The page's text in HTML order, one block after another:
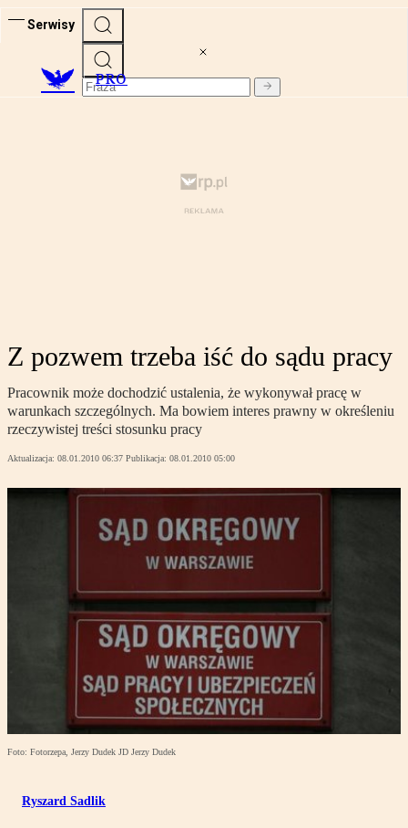
Serwisy
PRO
Z pozwem trzeba iść do sądu pracy
Pracownik może dochodzić ustalenia, że wykonywał pracę w
warunkach szczególnych. Ma bowiem interes prawny w określeniu
rzeczywistej treści stosunku pracy
Aktualizacja: 08.01.2010 06:37 Publikacja: 08.01.2010 05:00
Foto: Fotorzepa, Jerzy Dudek JD Jerzy Dudek
Ryszard Sadlik